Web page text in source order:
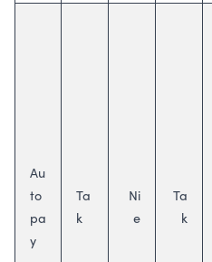
Au
to
pa
y
Ta
k
Ni
e
Ta
k